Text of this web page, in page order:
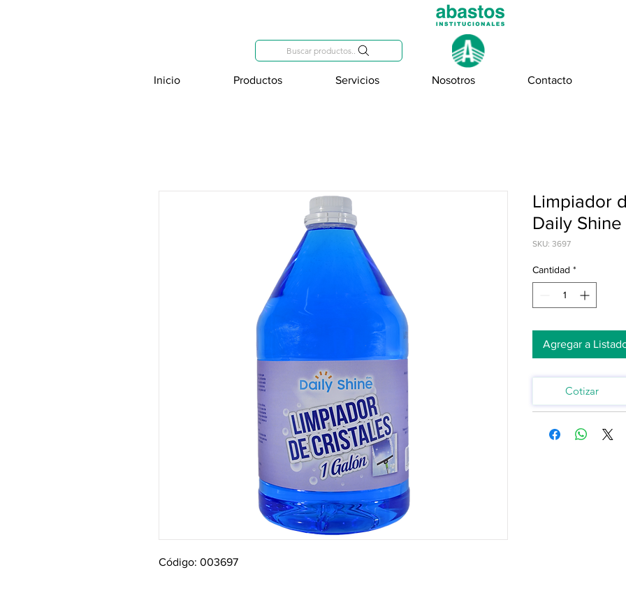
Buscar productos..
Inicio Productos Servicios Nosotros Contacto
Código: 003697
Limpiador
Daily
SKU: 3697
Cantidad *
Agregar a
Cotizar